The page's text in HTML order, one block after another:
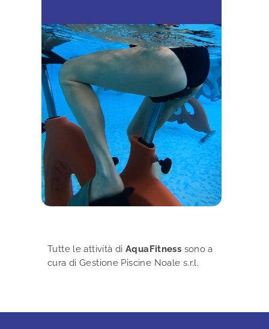
Tutte le attività di AquaFitness sono a
cura di Gestione Piscine Noale s.r.l.